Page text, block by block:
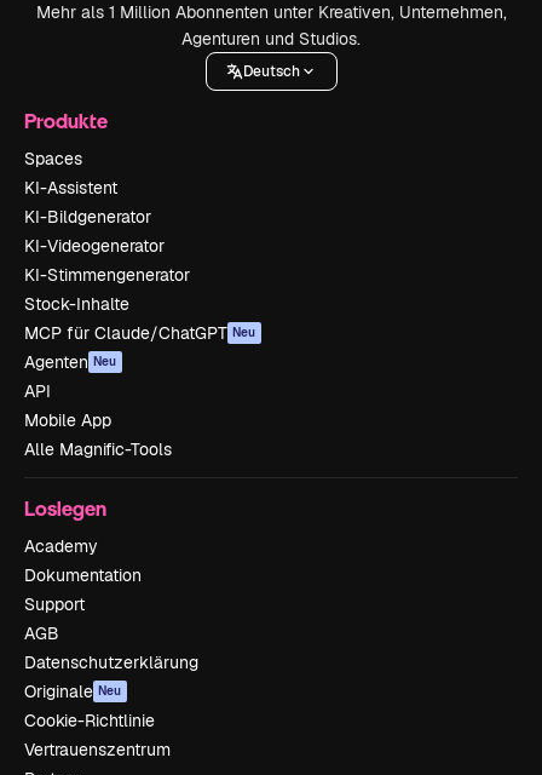
Mehr als 1 Million Abonnenten unter Kreativen, Unternehmen,
Agenturen und Studios.
Deutsch
Produkte
Spaces
KI-Assistent
KI-Bildgenerator
KI-Videogenerator
KI-Stimmengenerator
Stock-Inhalte
MCP für Claude/ChatGPT Neu
Agenten Neu
API
Mobile App
Alle Magnific-Tools
Loslegen
Academy
Dokumentation
Support
AGB
Datenschutzerklärung
Originale Neu
Cookie-Richtlinie
Vertrauenszentrum